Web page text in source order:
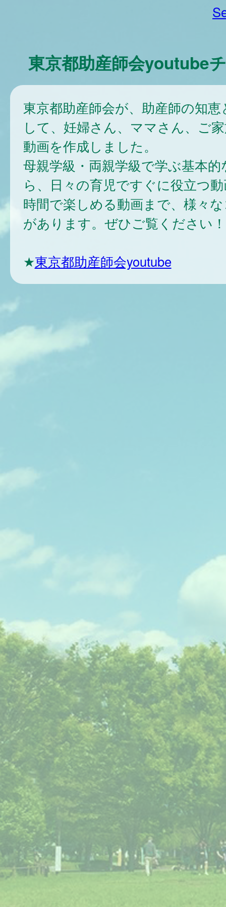
東京都助産師会youtube
東京都助産師会が、助産師の知
して、妊婦さん、ママさん、ご
動画を作成しました。
母親学級・両親学級で学ぶ基本的
ら、日々の育児ですぐに役立つ
時間で楽しめる動画まで、様々
があります。ぜひご覧ください！
★東京都助産師会youtube